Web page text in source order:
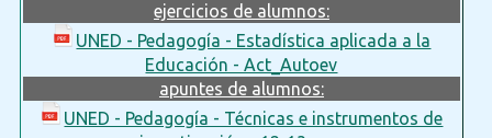
ejercicios de alumnos:
UNED - Pedagogía - Estadística aplicada a la
Educación - Act_Autoev
apuntes de alumnos:
UNED - Pedagogía - Técnicas e instrumentos de